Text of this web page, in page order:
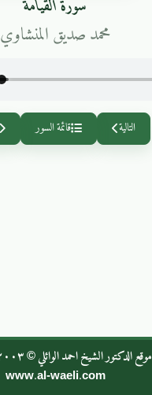
محمد صديق المنشاوي
التالية قائمة السور
موقع الدكتور الشيخ احمد الوائلي © ٢٠٠٣ - ٢٠٢٦
www.al-waeli.com